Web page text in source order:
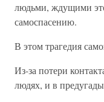
людьми, ждущими
самоспасению.
В этом трагедия
Из-за потери
людях, и в